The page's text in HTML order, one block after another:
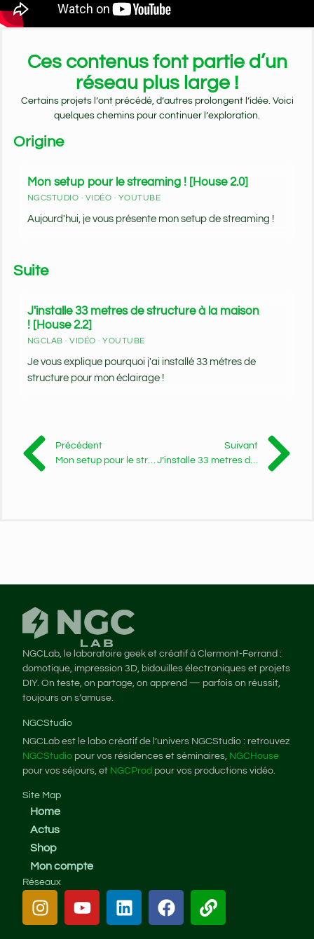
Ces contenus font partie d’un
réseau plus large !
Certains projets l’ont précédé, d’autres prolongent l’idée. Voici
quelques chemins pour continuer l’exploration.
Origine
Mon setup pour le streaming ! [House 2.0]
NGCSTUDIO · VIDÉO · YOUTUBE
Aujourd'hui, je vous présente mon setup de streaming !
Suite
J'installe 33 metres de structure à la maison
! [House 2.2]
NGCLAB · VIDÉO · YOUTUBE
Je vous explique pourquoi j'ai installé 33 métres de
structure pour mon éclairage !
Précédent
Mon setup pour le streaming ! [House 2.0]
Suivant
J’installe 33 metres de structure à la maison ! [House 2.2]
NGCLab, le laboratoire geek et créatif à Clermont-Ferrand :
domotique, impression 3D, bidouilles électroniques et projets
DIY. On teste, on partage, on apprend — parfois on réussit,
toujours on s’amuse.
NGCStudio
NGCLab est le labo créatif de l’univers NGCStudio : retrouvez
NGCStudio pour vos résidences et séminaires, NGCHouse
pour vos séjours, et NGCProd pour vos productions vidéo.
Site Map
Home
Actus
Shop
Mon compte
Réseaux